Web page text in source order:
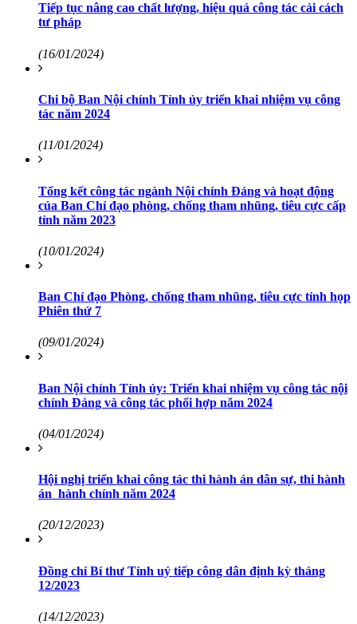
Tiếp tục nâng cao chất lượng, hiệu quả công tác cải cách
tư pháp
(16/01/2024)
Chi bộ Ban Nội chính Tỉnh ủy triển khai nhiệm vụ công
tác năm 2024
(11/01/2024)
Tổng kết công tác ngành Nội chính Đảng và hoạt động
của Ban Chỉ đạo phòng, chống tham nhũng, tiêu cực cấp
tỉnh năm 2023
(10/01/2024)
Ban Chỉ đạo Phòng, chống tham nhũng, tiêu cực tỉnh họp
Phiên thứ 7
(09/01/2024)
Ban Nội chính Tỉnh ủy: Triển khai nhiệm vụ công tác nội
chính Đảng và công tác phối hợp năm 2024
(04/01/2024)
Hội nghị triển khai công tác thi hành án dân sự, thi hành
án hành chính năm 2024
(20/12/2023)
Đồng chí Bí thư Tỉnh uỷ tiếp công dân định kỳ tháng
12/2023
(14/12/2023)